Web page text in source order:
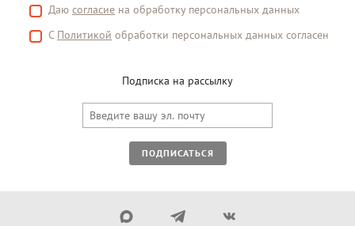
Даю согласие на обработку персональных данных
С Политикой обработки персональных данных согласен
Подписка на рассылку
ПОДПИСАТЬСЯ